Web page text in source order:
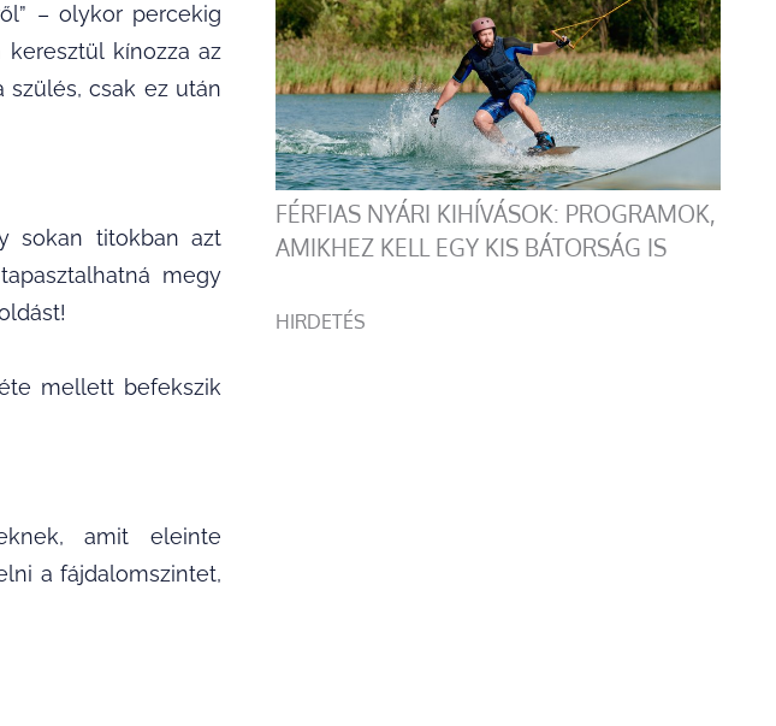
– olykor percekig
kínozza az
szülés, csak ez után
sokan titokban azt
megy
mellett befekszik
amit eleinte
a fájdalomszintet,
FÉRFIAS NYÁRI KIHÍVÁSOK: PROGRAMOK,
AMIKHEZ KELL EGY KIS BÁTORSÁG IS
HIRDETÉS